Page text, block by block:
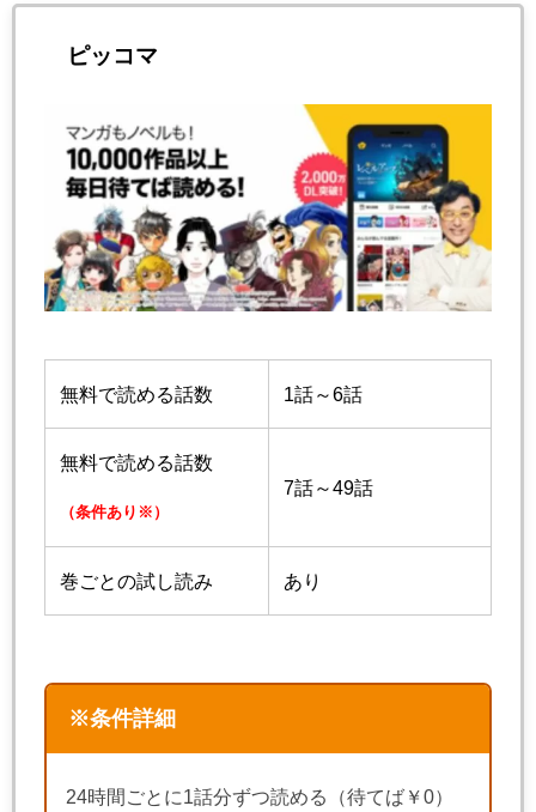
ピッコマ
無料で読める話数 1話～6話
無料で読める話数
（条件あり※）
7話～49話
巻ごとの試し読み あり
※条件詳細
24時間ごとに1話分ずつ読める（待てば￥0）